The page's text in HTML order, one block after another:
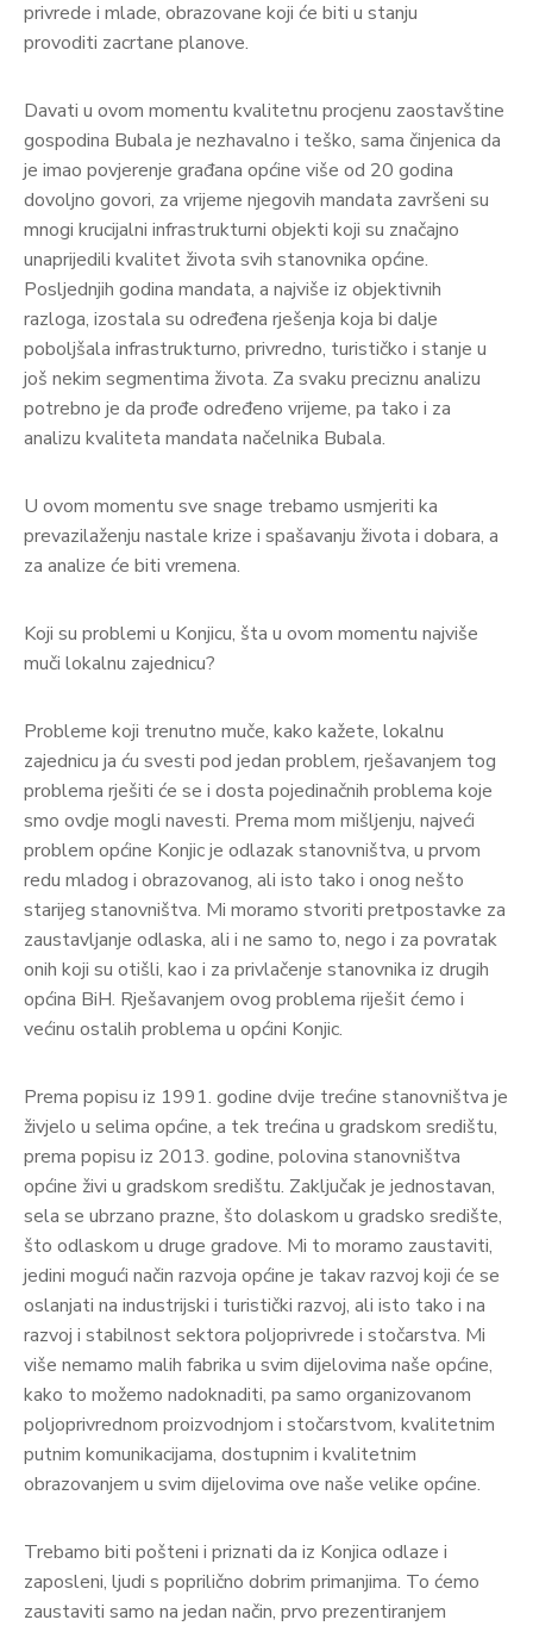
privrede i mlade, obrazovane koji će biti u stanju
provoditi zacrtane planove.
Davati u ovom momentu kvalitetnu procjenu zaostavštine
gospodina Bubala je nezhavalno i teško, sama činjenica da
je imao povjerenje građana općine više od 20 godina
dovoljno govori, za vrijeme njegovih mandata završeni su
mnogi krucijalni infrastrukturni objekti koji su značajno
unaprijedili kvalitet života svih stanovnika općine.
Posljednjih godina mandata, a najviše iz objektivnih
razloga, izostala su određena rješenja koja bi dalje
poboljšala infrastrukturno, privredno, turističko i stanje u
još nekim segmentima života. Za svaku preciznu analizu
potrebno je da prođe određeno vrijeme, pa tako i za
analizu kvaliteta mandata načelnika Bubala.
U ovom momentu sve snage trebamo usmjeriti ka
prevazilaženju nastale krize i spašavanju života i dobara, a
za analize će biti vremena.
Koji su problemi u Konjicu, šta u ovom momentu najviše
muči lokalnu zajednicu?
Probleme koji trenutno muče, kako kažete, lokalnu
zajednicu ja ću svesti pod jedan problem, rješavanjem tog
problema rješiti će se i dosta pojedinačnih problema koje
smo ovdje mogli navesti. Prema mom mišljenju, najveći
problem općine Konjic je odlazak stanovništva, u prvom
redu mladog i obrazovanog, ali isto tako i onog nešto
starijeg stanovništva. Mi moramo stvoriti pretpostavke za
zaustavljanje odlaska, ali i ne samo to, nego i za povratak
onih koji su otišli, kao i za privlačenje stanovnika iz drugih
općina BiH. Rješavanjem ovog problema riješit ćemo i
većinu ostalih problema u općini Konjic.
Prema popisu iz 1991. godine dvije trećine stanovništva je
živjelo u selima općine, a tek trećina u gradskom središtu,
prema popisu iz 2013. godine, polovina stanovništva
općine živi u gradskom središtu. Zaključak je jednostavan,
sela se ubrzano prazne, što dolaskom u gradsko središte,
što odlaskom u druge gradove. Mi to moramo zaustaviti,
jedini mogući način razvoja općine je takav razvoj koji će se
oslanjati na industrijski i turistički razvoj, ali isto tako i na
razvoj i stabilnost sektora poljoprivrede i stočarstva. Mi
više nemamo malih fabrika u svim dijelovima naše općine,
kako to možemo nadoknaditi, pa samo organizovanom
poljoprivrednom proizvodnjom i stočarstvom, kvalitetnim
putnim komunikacijama, dostupnim i kvalitetnim
obrazovanjem u svim dijelovima ove naše velike općine.
Trebamo biti pošteni i priznati da iz Konjica odlaze i
zaposleni, ljudi s poprilično dobrim primanjima. To ćemo
zaustaviti samo na jedan način, prvo prezentiranjem